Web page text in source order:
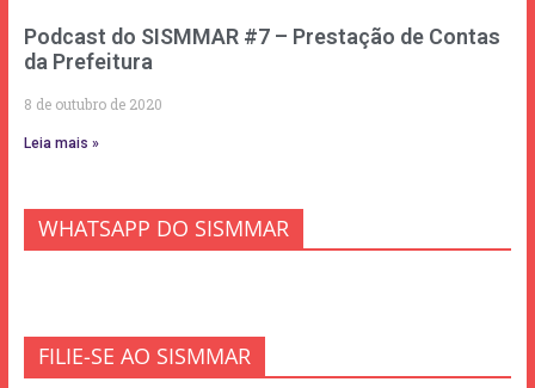
Podcast do SISMMAR #7 – Prestação de Contas
da Prefeitura
8 de outubro de 2020
Leia mais »
WHATSAPP DO SISMMAR
FILIE-SE AO SISMMAR